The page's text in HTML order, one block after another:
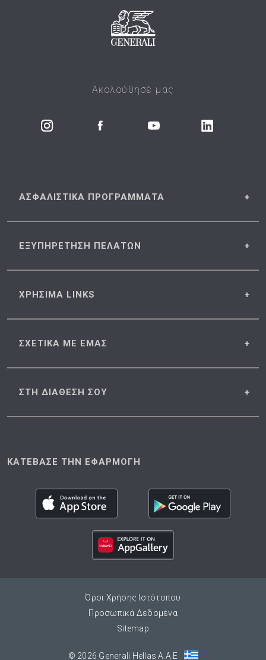
Ακολούθησέ μας
ΑΣΦΑΛΙΣΤΙΚΑ ΠΡΟΓΡΑΜΜΑΤΑ
ΕΞΥΠΗΡΕΤΗΣΗ ΠΕΛΑΤΩΝ
ΧΡΗΣΙΜΑ LINKS
ΣΧΕΤΙΚΑ ΜΕ ΕΜΑΣ
ΣΤΗ ΔΙΑΘΕΣΗ ΣΟΥ
ΚΑΤΕΒΑΣΕ ΤΗΝ ΕΦΑΡΜΟΓΗ
Όροι Χρήσης Ιστότοπου
Προσωπικά Δεδομένα
Sitemap
© 2026 Generali Hellas A.A.E